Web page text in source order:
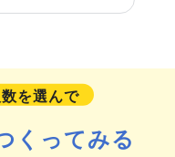
を選んで
くってみる